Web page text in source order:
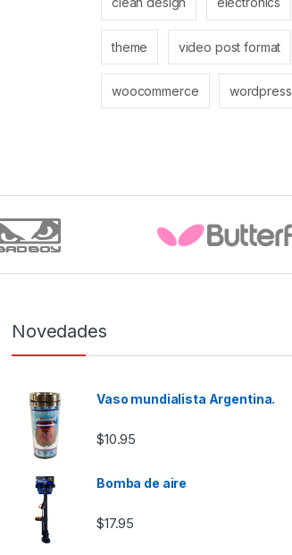
theme video post format
woocommerce wordpress
Novedades
Vaso mundialista Argentina.
$10.95
Bomba de aire
$17.95